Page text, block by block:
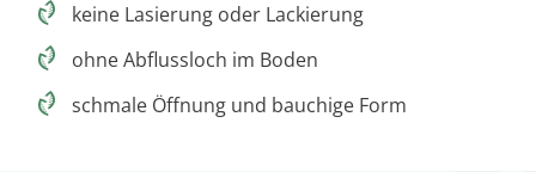
keine Lasierung oder Lackierung
ohne Abflussloch im Boden
schmale Öffnung und bauchige Form